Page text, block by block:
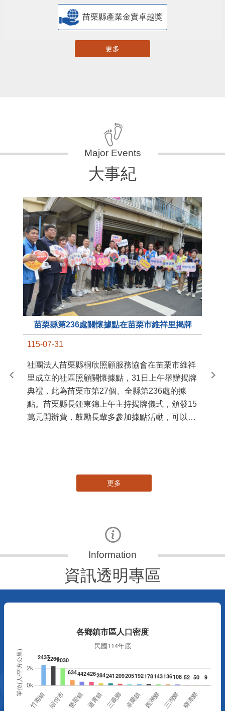
苗栗縣產業金實卓越獎
更多
大事紀
苗栗縣第236處關懷據點在苗栗市維祥里揭牌
115-07-31
社團法人苗栗縣桐欣照顧服務協會在苗栗市維祥
里成立的社區照顧關懷據點，31日上午舉辦揭牌
典禮，此為苗栗市第27個、全縣第236處的據
點。苗栗縣長鍾東錦上午主持揭牌儀式，頒發15
萬元開辦費，鼓勵長輩多參加據點活動，可以更
苗
更多
資訊透明專區